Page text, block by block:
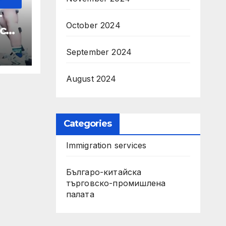
се
October 2024
September 2024
August 2024
Categories
Immigration services
Българо-китайска
търговско-промишлена
палата